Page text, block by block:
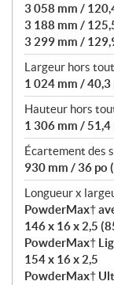
3 058 mm /
3 188 mm /
3 299 mm /
Largeur hors
1 024 mm /
Hauteur hors
1 306 mm / 51,4
Écartement des
930 mm / 36 po
Longueur x
PowderMax†
146 x 16 x 2,5
PowderMax†
154 x 16 x 2,5
PowderMax†